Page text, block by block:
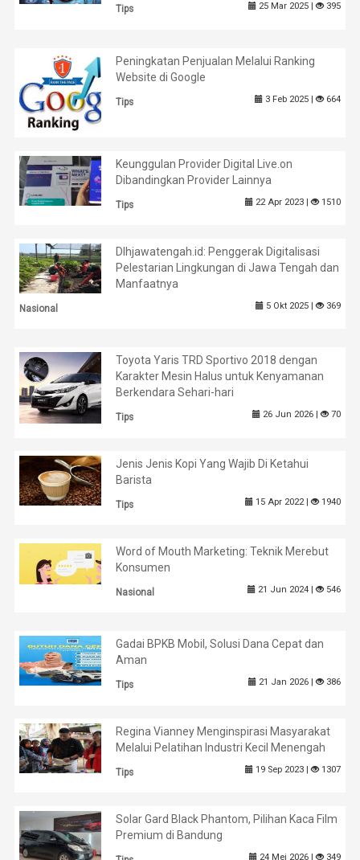
Tips 25 Mar 2025 | 395
Peningkatan Penjualan Melalui Ranking
Website di Google
Tips 3 Feb 2025 | 664
Keunggulan Provider Digital Live.on
Dibandingkan Provider Lainnya
Tips 22 Apr 2023 | 1510
Dlhjawatengah.id: Penggerak Digitalisasi
Pelestarian Lingkungan di Jawa Tengah dan
Manfaatnya
Nasional 5 Okt 2025 | 369
Toyota Yaris TRD Sportivo 2018 dengan
Karakter Mesin Halus untuk Kenyamanan
Berkendara Sehari-hari
Tips 26 Jun 2026 | 70
Jenis Jenis Kopi Yang Wajib Di Ketahui
Barista
Tips 15 Apr 2022 | 1940
Word of Mouth Marketing: Teknik Merebut
Konsumen
Nasional 21 Jun 2024 | 546
Gadai BPKB Mobil, Solusi Dana Cepat dan
Aman
Tips 21 Jan 2026 | 386
Regina Vianney Menginspirasi Masyarakat
Melalui Pelatihan Industri Kecil Menengah
Tips 19 Sep 2023 | 1307
Solar Gard Black Phantom, Pilihan Kaca Film
Premium di Bandung
24 Mei 2026 | 349